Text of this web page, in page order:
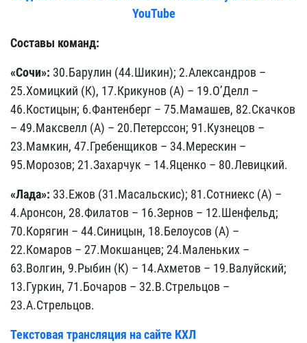
YouTube
Составы команд:
«Сочи»: 30.Барулин (44.Шикин); 2.Александров –
25.Хомицкий (К), 17.Крикунов (А) – 19.О’Делл –
46.Костицын; 6.Фантенберг – 75.Мамашев, 82.Скачков
– 49.Максвелл (А) – 20.Петерссон; 91.Кузнецов –
23.Мамкин, 47.Гребенщиков – 34.Мерескин –
95.Морозов; 21.Захарчук – 14.Яценко – 80.Левицкий.
«Лада»: 33.Ежов (31.Масальскис); 81.Сотниекс (А) –
4.Аронсон, 28.Филатов – 16.Зернов – 12.Шенфельд;
70.Корягин – 44.Синицын, 18.Белоусов (А) –
22.Комаров – 27.Мокшанцев; 24.Маленьких –
63.Волгин, 9.Рыбин (К) – 14.Ахметов – 19.Валуйский;
13.Гуркин, 71.Бочаров – 32.В.Стрельцов –
23.А.Стрельцов.
Текстовая трансляция на сайте КХЛ